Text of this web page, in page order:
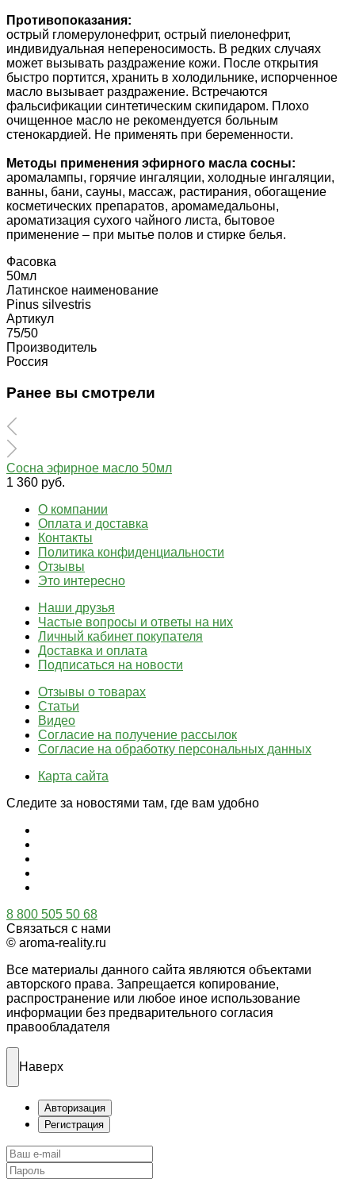
Противопоказания:
острый гломерулонефрит, острый пиелонефрит,
индивидуальная непереносимость. В редких случаях
может вызывать раздражение кожи. После открытия
быстро портится, хранить в холодильнике, испорченное
масло вызывает раздражение. Встречаются
фальсификации синтетическим скипидаром. Плохо
очищенное масло не рекомендуется больным
стенокардией. Не применять при беременности.
Методы применения эфирного масла сосны:
аромалампы, горячие ингаляции, холодные ингаляции,
ванны, бани, сауны, массаж, растирания, обогащение
косметических препаратов, аромамедальоны,
ароматизация сухого чайного листа, бытовое
применение – при мытье полов и стирке белья.
Фасовка
50мл
Латинское наименование
Pinus silvestris
Артикул
75/50
Производитель
Россия
Ранее вы смотрели
Сосна эфирное масло 50мл
1 360 руб.
О компании
Оплата и доставка
Контакты
Политика конфиденциальности
Отзывы
Это интересно
Наши друзья
Частые вопросы и ответы на них
Личный кабинет покупателя
Доставка и оплата
Подписаться на новости
Отзывы о товарах
Статьи
Видео
Согласие на получение рассылок
Согласие на обработку персональных данных
Карта сайта
Следите за новостями там, где вам удобно
8 800 505 50 68
Связаться с нами
© aroma-reality.ru
Все материалы данного сайта являются объектами
авторского права. Запрещается копирование,
распространение или любое иное использование
информации без предварительного согласия
правообладателя
Наверх
Авторизация
Регистрация